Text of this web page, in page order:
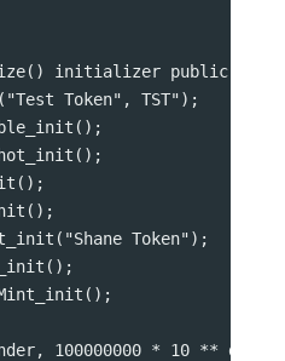
initializer public {
Token", TST");
Token");
100000000 * 10 **